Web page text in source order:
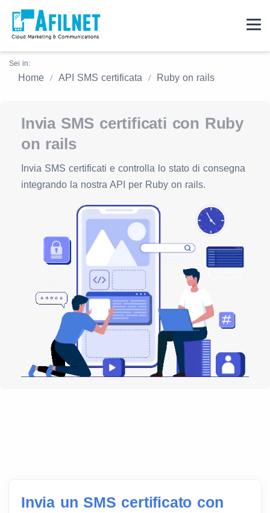
Sei in:
Home API SMS certificata Ruby on rails
Invia SMS certificati con Ruby
on rails
Invia SMS certificati e controlla lo stato di consegna
integrando la nostra API per Ruby on rails.
Invia un SMS certificato con